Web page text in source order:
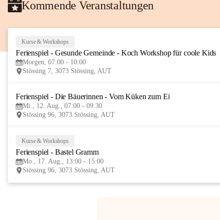
Kommende Veranstaltungen
Kurse & Workshops
Ferienspiel - Gesunde Gemeinde - Koch Workshop für coole Kids
Morgen, 07:00 - 10:00
Stössing 7, 3073 Stössing, AUT
Ferienspiel - Die Bäuerinnen - Vom Küken zum Ei
Mi., 12. Aug., 07:00 - 09:30
Stössing 96, 3073 Stössing, AUT
Kurse & Workshops
Ferienspiel - Bastel Gramm
Mo., 17. Aug., 13:00 - 15:00
Stössing 96, 3073 Stössing, AUT